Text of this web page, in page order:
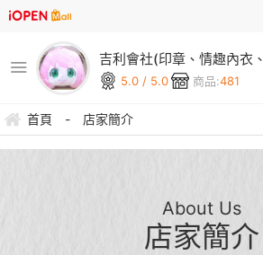
吉利會社(印章、情趣內衣、
連續章、橡皮章、五金、文
5.0 / 5.0 商品:481
首頁 - 店家簡介
About Us
店家簡介